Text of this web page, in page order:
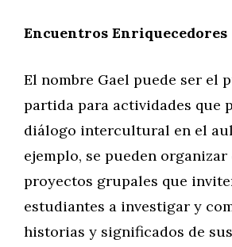
Encuentros Enriquecedores
El nombre Gael puede ser el
partida para actividades que
diálogo intercultural en el
ejemplo, se pueden organizar
proyectos grupales que
estudiantes a investigar y
historias y significados de